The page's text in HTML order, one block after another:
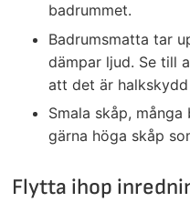
badrummet.
Badrumsmatta tar
dämpar ljud. Se till
att det är
Smala skåp,
gärna höga skåp
Flytta ihop